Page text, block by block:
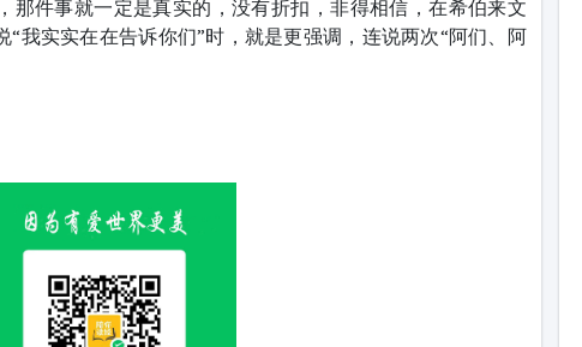
to
increase
那件事就一定是真实的，没有折扣，非得相信，在希伯来文
“我实实在在告诉你们”时，就是更强调，连说两次“阿们、阿